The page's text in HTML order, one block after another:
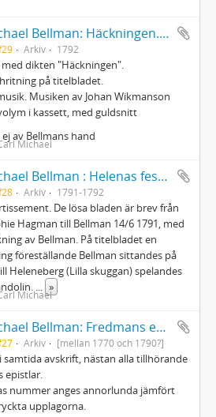
Carl Michael Bellman: Häckningen. Dedicerad till fru Gustava Palmstedt och Herr Intendenten Fischerström den 31 Martii 1792
Arkiv 1792
dikten "Häckningen".
på titelbladet.
Musiken av Johan Wikmanson
i kassett, med guldsnitt
av Bellmans hand
Michael
Carl Michael Bellman : Helenas fest d. 31 Juli 1792
Arkiv 1791-1792
De lösa bladen är brev från
Hagman till Bellman 14/6 1791, med
av Bellman. På titelbladet en
föreställande Bellman sittandes på
Heleneberg (Lilla skuggan) spelandes
»
Michael
Carl Michael Bellman: Fredmans epistlar m.m.
Arkiv [mellan 1770 och 1790?]
samtida avskrift, nästan alla tillhörande
epistlar.
nummer anges annorlunda jämfört
upplagorna.